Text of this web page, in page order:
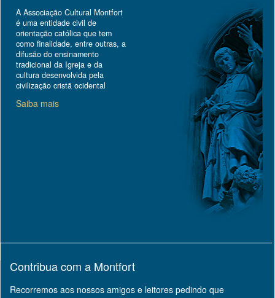
A Associação Cultural Montfort
é uma entidade civil de
orientação católica que tem
como finalidade, entre outras, a
difusão do ensinamento
tradicional da Igreja e da
cultura desenvolvida pela
civilização cristã ocidental
Saiba mais
Contribua com a Montfort
Recorremos aos nossos amigos e leitores pedindo que